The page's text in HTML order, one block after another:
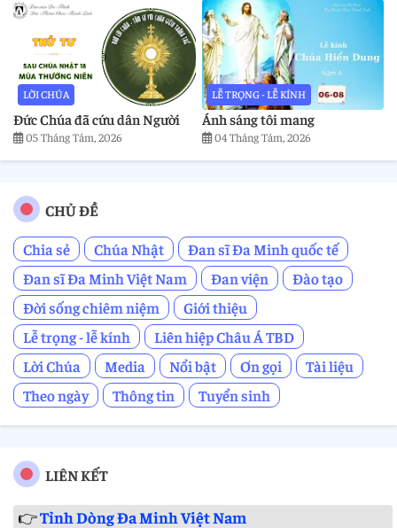
LỜI CHÚA
Đức Chúa đã cứu dân Người
05 Tháng Tám, 2026
LỄ TRỌNG - LỄ KÍNH
Ánh sáng tôi mang
04 Tháng Tám, 2026
CHỦ ĐỀ
Chia sẻ
Chúa Nhật
Đan sĩ Đa Minh quốc tế
Đan sĩ Đa Minh Việt Nam
Đan viện
Đào tạo
Đời sống chiêm niệm
Giới thiệu
Lễ trọng - lễ kính
Liên hiệp Châu Á TBD
Lời Chúa
Media Nổi bật Ơn gọi
Tài liệu
Theo ngày
Thông tin Tuyển sinh
LIÊN KẾT
👉Tỉnh Dòng Đa Minh Việt Nam